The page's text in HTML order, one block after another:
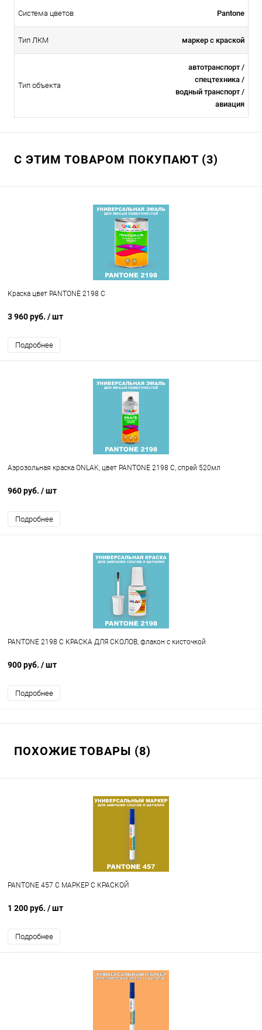
Система цветов Pantone
Тип ЛКМ маркер с краской
Тип объекта
автотранспорт /
спецтехника /
водный транспорт /
авиация
С ЭТИМ ТОВАРОМ ПОКУПАЮТ (3)
Краска цвет PANTONE 2198 C
3 960 руб. / шт
Подробнее
Аэрозольная краска ONLAK, цвет PANTONE 2198 C, спрей 520мл
960 руб. / шт
Подробнее
PANTONE 2198 C КРАСКА ДЛЯ СКОЛОВ, флакон с кисточкой
900 руб. / шт
Подробнее
ПОХОЖИЕ ТОВАРЫ (8)
PANTONE 457 C МАРКЕР С КРАСКОЙ
1 200 руб. / шт
Подробнее